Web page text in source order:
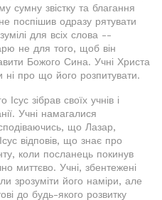
сумну звістку та благання
поспішив одразу рятувати
для всіх слова --
не для того, щоб він
Божого Сина. Учні Христа
ні про що його розпитувати.
зібрав своїх учнів і
Учні намагалися
що Лазар,
відповів, що знає про
коли посланець покинув
миттєво. Учні, збентежені
зрозуміти його наміри, але
до будь-якого розвитку